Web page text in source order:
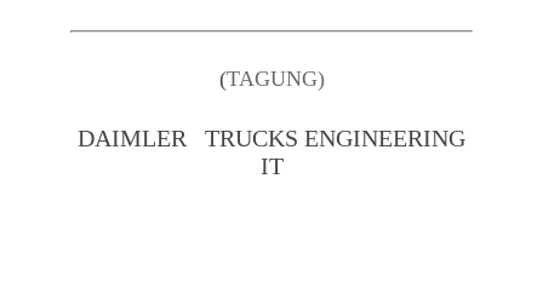
(TAGUNG)
DAIMLER
TRUCKS ENGINEERING
IT